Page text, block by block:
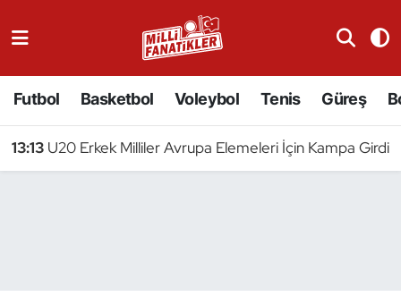
Futbol Basketbol Voleybol Tenis Güreş
13:13 U20 Erkek Milliler Avrupa Elemeleri İçin Kampa Girdi
Badminton